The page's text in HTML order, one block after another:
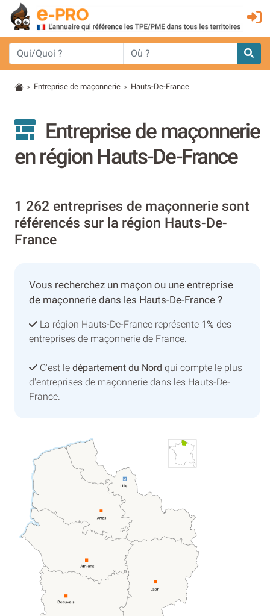
> Entreprise de maçonnerie > Hauts-De-France
Entreprise de maçonnerie
en région Hauts-De-France
1 262 entreprises de maçonnerie sont
référencés sur la région Hauts-De-
France
Vous recherchez un maçon ou une entreprise
de maçonnerie dans les Hauts-De-France ?
La région Hauts-De-France représente 1% des
entreprises de maçonnerie de France.
C'est le département du Nord qui compte le plus
d'entreprises de maçonnerie dans les Hauts-De-
France.